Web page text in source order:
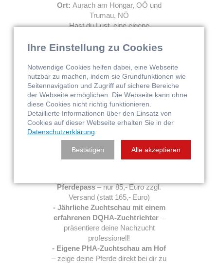
Ort: Aurach am Hongar, OÖ und
Trumau, NÖ
Hast du Lust, eine eigene
veranstalten und deine Pferde zu
dich gerne bei uns unter
office@pha.at.
Bleib informiert – wir freuen uns auf
deine Ideen!
Herzliche Grüße
Euer Team der Paint Horse
Pferdepass– nur 85,- Euro zzgl.
Versand (statt 165,- Euro)
- Jährliche Zuchtschau mit einem
erfahrenen DQHA-Zuchtrichter –
präsentiere deine Nachzucht
professionell!
- Eigene PHA-Zuchtschau am Hof
– zeige deine Pferde direkt bei dir zu
Ihre Einstellung zu Cookies
Notwendige Cookies helfen dabei, eine Webseite
nutzbar zu machen, indem sie Grundfunktionen wie
Seitennavigation und Zugriff auf sichere Bereiche
der Webseite ermöglichen. Die Webseite kann ohne
diese Cookies nicht richtig funktionieren.
Detaillierte Informationen über den Einsatz von
Cookies auf dieser Webseite erhalten Sie in der
Datenschutzerklärung.
Bestätigen Alle akzeptieren